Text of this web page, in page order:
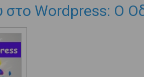
Wordpress: Ο